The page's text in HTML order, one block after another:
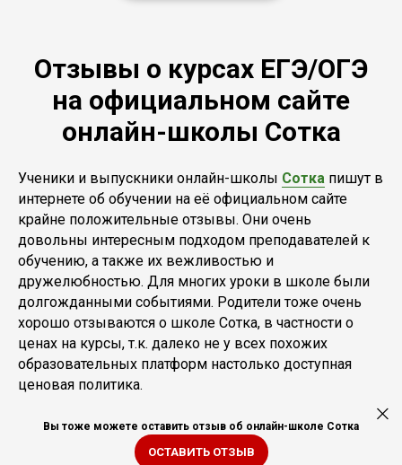
Отзывы о курсах ЕГЭ/ОГЭ
на официальном сайте
онлайн-школы Сотка
Ученики и выпускники онлайн-школы Сотка пишут в
интернете об обучении на её официальном сайте
крайне положительные отзывы. Они очень
довольны интересным подходом преподавателей к
обучению, а также их вежливостью и
дружелюбностью. Для многих уроки в школе были
долгожданными событиями. Родители тоже очень
хорошо отзываются о школе Сотка, в частности о
ценах на курсы, т.к. далеко не у всех похожих
образовательных платформ настолько доступная
ценовая политика.
Вы тоже можете оставить отзыв об онлайн-школе Сотка
ОСТАВИТЬ ОТЗЫВ